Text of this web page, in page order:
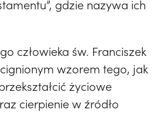
gdzie nazywa ich
człowieka św. Franciszek
wzorem tego, jak
życiowe
cierpienie w źródło